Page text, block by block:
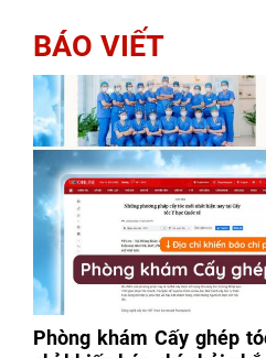
BÁO VIẾT
Phòng khám Cấy ghép